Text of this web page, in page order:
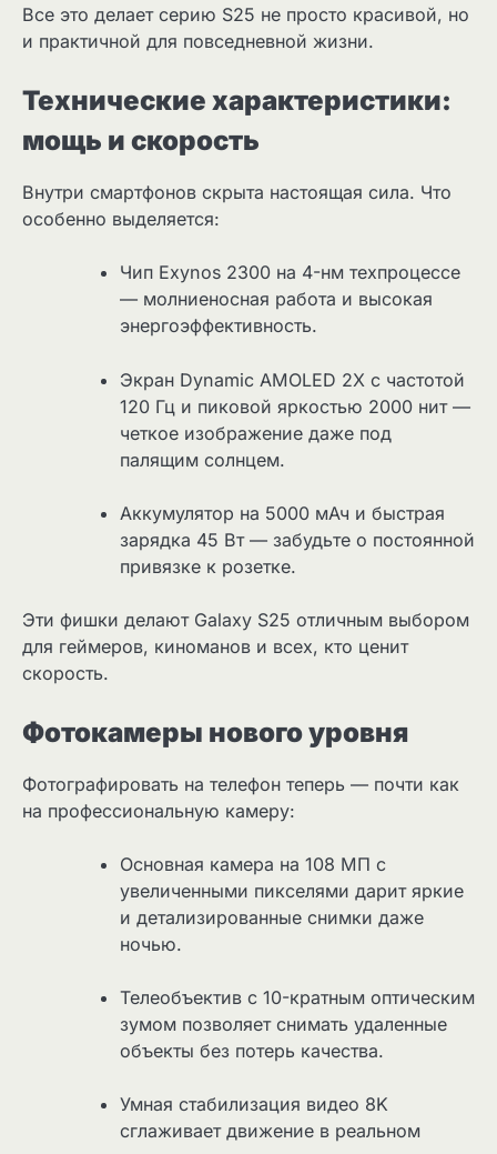
Все это делает серию S25 не просто красивой, но
и практичной для повседневной жизни.
Технические характеристики:
мощь и скорость
Внутри смартфонов скрыта настоящая сила. Что
особенно выделяется:
Чип Exynos 2300 на 4-нм техпроцессе
— молниеносная работа и высокая
энергоэффективность.
Экран Dynamic AMOLED 2X с частотой
120 Гц и пиковой яркостью 2000 нит —
четкое изображение даже под
палящим солнцем.
Аккумулятор на 5000 мАч и быстрая
зарядка 45 Вт — забудьте о постоянной
привязке к розетке.
Эти фишки делают Galaxy S25 отличным выбором
для геймеров, киноманов и всех, кто ценит
скорость.
Фотокамеры нового уровня
Фотографировать на телефон теперь — почти как
на профессиональную камеру:
Основная камера на 108 МП с
увеличенными пикселями дарит яркие
и детализированные снимки даже
ночью.
Телеобъектив с 10-кратным оптическим
зумом позволяет снимать удаленные
объекты без потерь качества.
Умная стабилизация видео 8K
сглаживает движение в реальном